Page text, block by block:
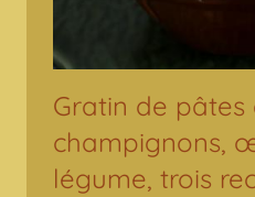
Gratin de pâtes
champignons,
légume, trois